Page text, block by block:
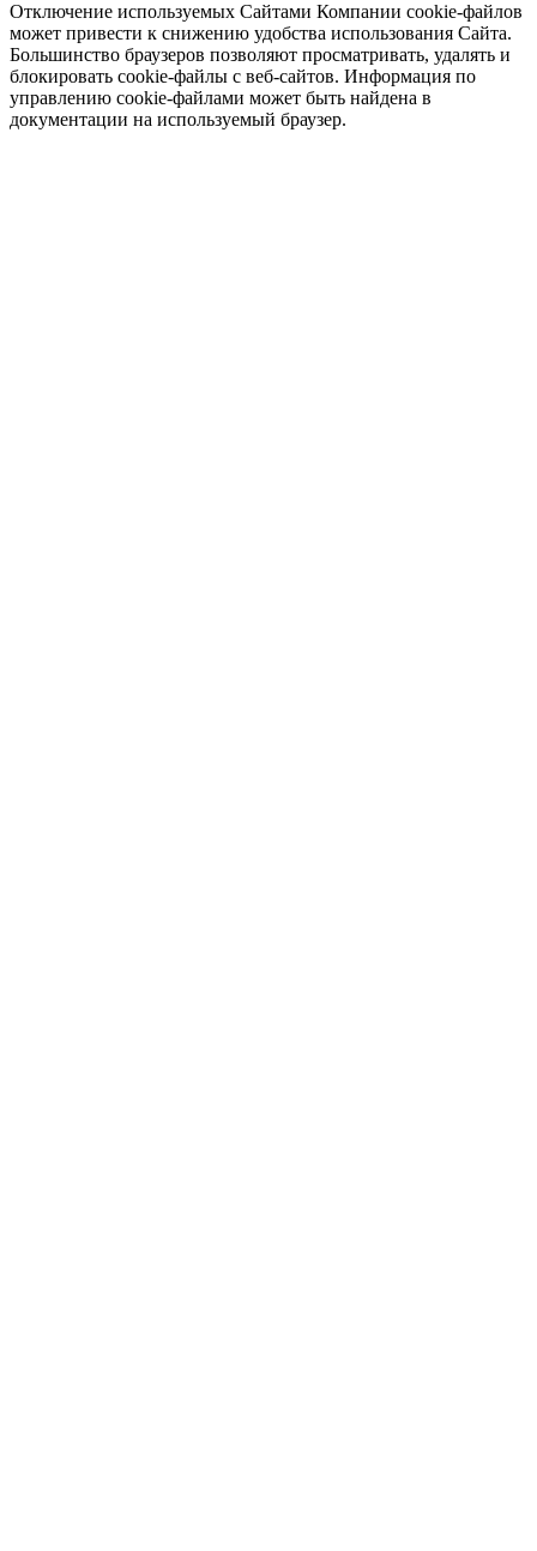
Отключение используемых Сайтами Компании cookie-файлов
может привести к снижению удобства использования Сайта.
Большинство браузеров позволяют просматривать, удалять и
блокировать cookie-файлы c веб-сайтов. Информация по
управлению cookie-файлами может быть найдена в
документации на используемый браузер.